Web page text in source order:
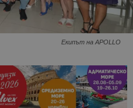
Екипът на APOLLO